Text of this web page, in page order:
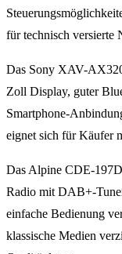
für technisch versierte
Das Sony XAV-
Zoll Display, guter
Smartphone-
eignet sich für Käufer
Das Alpine CDE-
Radio mit DAB+-
einfache Bedienung
klassische Medien